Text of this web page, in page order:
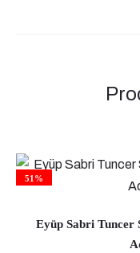
51%
Eyüp Sabri Tuncer